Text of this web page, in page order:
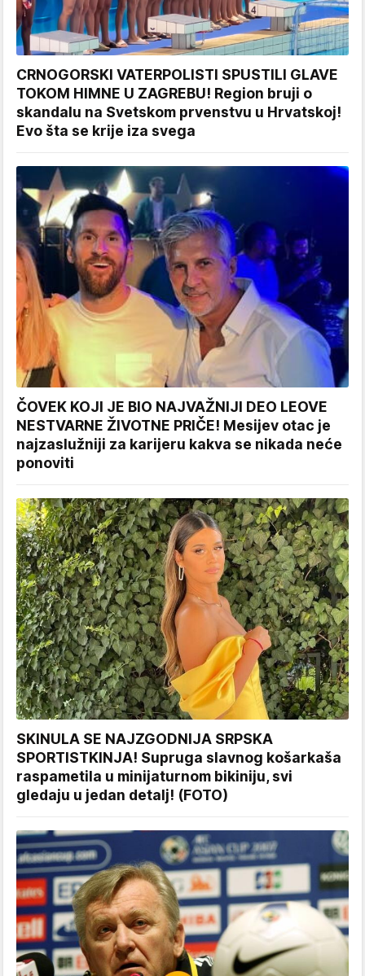
CRNOGORSKI VATERPOLISTI SPUSTILI GLAVE
TOKOM HIMNE U ZAGREBU! Region bruji o
skandalu na Svetskom prvenstvu u Hrvatskoj!
Evo šta se krije iza svega
ČOVEK KOJI JE BIO NAJVAŽNIJI DEO LEOVE
NESTVARNE ŽIVOTNE PRIČE! Mesijev otac je
najzaslužniji za karijeru kakva se nikada neće
ponoviti
SKINULA SE NAJZGODNIJA SRPSKA
SPORTISTKINJA! Supruga slavnog košarkaša
raspametila u minijaturnom bikiniju, svi
gledaju u jedan detalj! (FOTO)